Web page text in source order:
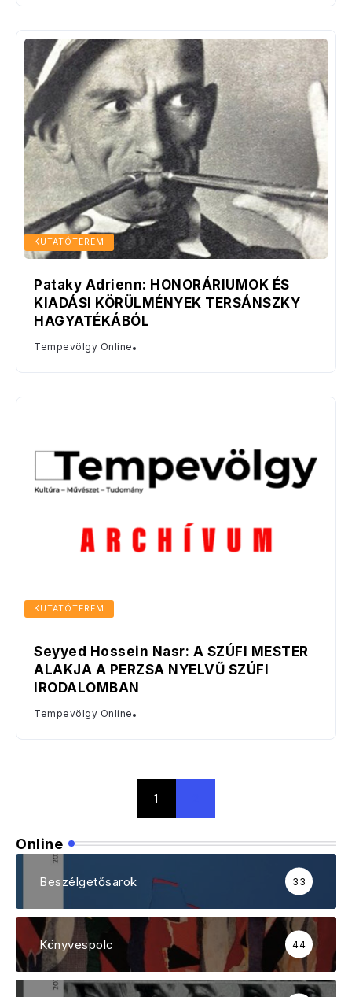
KUTATÓTEREM
Pataky Adrienn: HONORÁRIUMOK ÉS
KIADÁSI KÖRÜLMÉNYEK TERSÁNSZKY
HAGYATÉKÁBÓL
Tempevölgy Online
KUTATÓTEREM
Seyyed Hossein Nasr: A SZÚFI MESTER
ALAKJA A PERZSA NYELVŰ SZÚFI
IRODALOMBAN
Tempevölgy Online
1
Online
Beszélgetősarok 33
Könyvespolc 44